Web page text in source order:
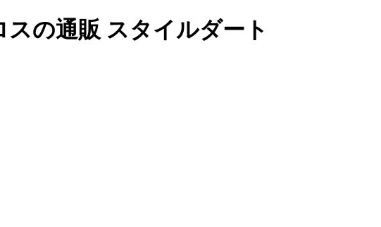
の通販 スタイルダート